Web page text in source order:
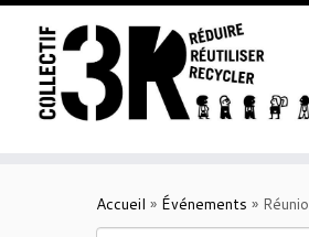
Accueil » Événements »